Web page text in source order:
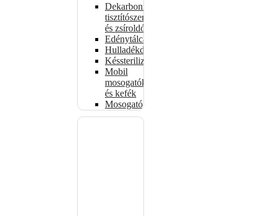
Dekarbonizáló
tisztítószerek
és zsíroldók
Edénytálcák
Hulladékdarálók
Késsterilizátorok
Mobil
mosogatók
és kefék
Mosogatógépkosarak